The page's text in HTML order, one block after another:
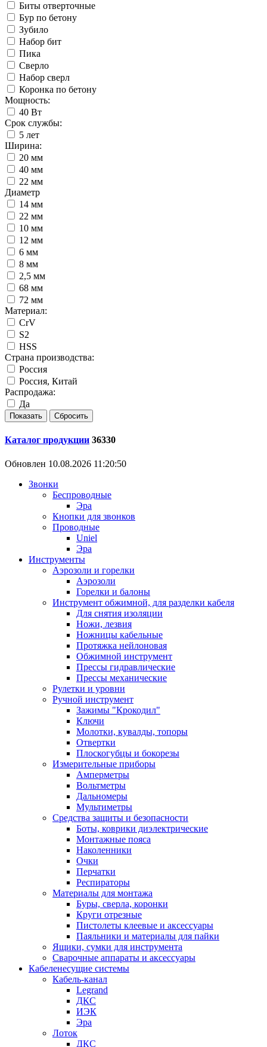
Биты отверточные
Бур по бетону
Зубило
Набор бит
Пика
Сверло
Набор сверл
Коронка по бетону
Мощность:
40 Вт
Срок службы:
5 лет
Ширина:
20 мм
40 мм
22 мм
Диаметр
14 мм
22 мм
10 мм
12 мм
6 мм
8 мм
2,5 мм
68 мм
72 мм
Материал:
CrV
S2
HSS
Страна производства:
Россия
Россия, Китай
Распродажа:
Да
Каталог продукции 36330
Обновлен 10.08.2026 11:20:50
Звонки
Беспроводные
Эра
Кнопки для звонков
Проводные
Uniel
Эра
Инструменты
Аэрозоли и горелки
Аэрозоли
Горелки и балоны
Инструмент обжимной, для разделки кабеля
Для снятия изоляции
Ножи, лезвия
Ножницы кабельные
Протяжка нейлоновая
Обжимной инструмент
Прессы гидравлические
Прессы механические
Рулетки и уровни
Ручной инструмент
Зажимы "Крокодил"
Ключи
Молотки, кувалды, топоры
Отвертки
Плоскогубцы и бокорезы
Измерительные приборы
Амперметры
Вольтметры
Дальномеры
Мультиметры
Средства защиты и безопасности
Боты, коврики диэлектрические
Монтажные пояса
Наколенники
Очки
Перчатки
Респираторы
Материалы для монтажа
Буры, сверла, коронки
Круги отрезные
Пистолеты клеевые и аксессуары
Паяльники и материалы для пайки
Ящики, сумки для инструмента
Сварочные аппараты и аксессуары
Кабеленесущие системы
Кабель-канал
Legrand
ДКС
ИЭК
Эра
Лоток
ДКС